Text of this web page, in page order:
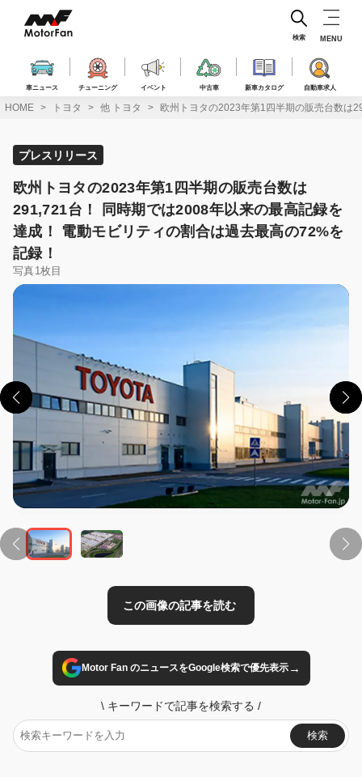
ス
車ニュース チューニング イベント 中古車 新車カタログ 自動車求人
検索 MENU
HOME トヨタ 他 トヨタ 欧州トヨタの2023年第1四半期の販売台数は
プレスリリース
欧州トヨタの2023年第1四半期の販売台数は
291,721台！ 同時期では2008年以来の最高記録を
達成！ 電動モビリティの割合は過去最高の72%を
記録！
写真1枚目
この画像の記事を読む
Motor Fan のニュースをGoogle検索で優先表示→
\ キーワードで記事を検索する /
検索